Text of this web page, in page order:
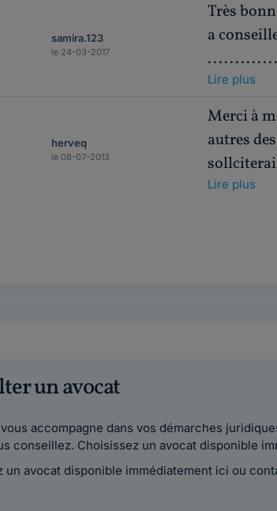
samira.123
le 24-03-2017
Très
a
Lire plus
herveq
le 08-07-2013
Merci à
autres
Lire plus
un avocat
accompagne dans vos démarches
conseillez. Choisissez un avocat disponible
un avocat disponible immédiatement ici ou